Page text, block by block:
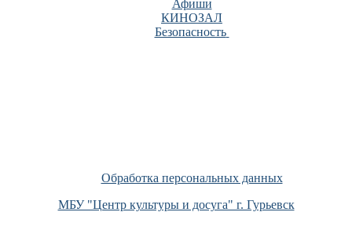
Афиши
КИНОЗАЛ
Безопасность
Обработка персональных данных
МБУ "Центр культуры и досуга" г. Гурьевск